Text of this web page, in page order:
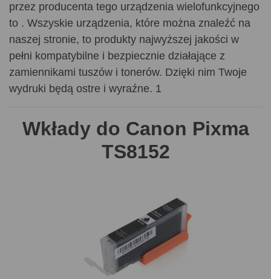
przez producenta tego urządzenia wielofunkcyjnego
to . Wszyskie urządzenia, które można znaleźć na
naszej stronie, to produkty najwyższej jakości w
pełni kompatybilne i bezpiecznie działające z
zamiennikami tuszów i tonerów. Dzięki nim Twoje
wydruki będą ostre i wyraźne. 1
Wkłady do Canon Pixma
TS8152